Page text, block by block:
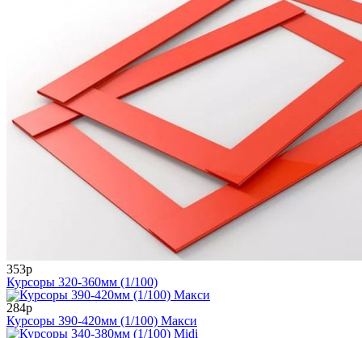
353р
Курсоры 320-360мм (1/100)
284р
Курсоры 390-420мм (1/100) Макси